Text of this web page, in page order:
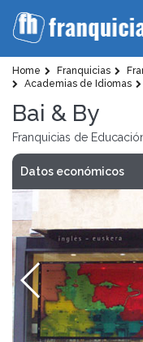
Home Franquicias
Academias de Idiomas
Bai & By
Franquicias de
Datos económicos